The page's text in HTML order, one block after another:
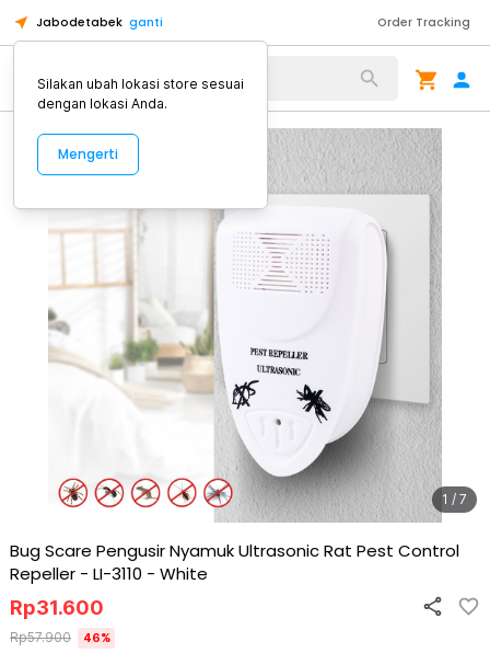
Jabodetabek ganti Order Tracking
Alat Kopi
1 / 7
Bug Scare Pengusir Nyamuk Ultrasonic Rat Pest Control
Repeller - LI-3110 - White
Rp31.600
Rp57.900 46%
Silakan ubah lokasi store sesuai
dengan lokasi Anda.
Mengerti